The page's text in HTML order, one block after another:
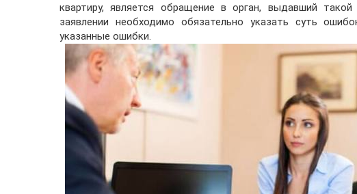
квартиру, является обращение в орган, выдавший
заявлении необходимо обязательно указать суть
указанные ошибки.